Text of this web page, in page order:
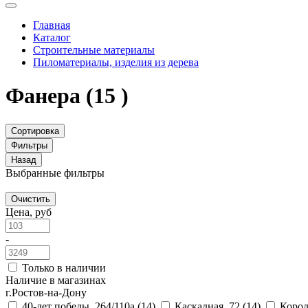
Главная
Каталог
Строительные материалы
Пиломатериалы, изделия из дерева
Фанера (15 )
Сортировка
Фильтры
Назад
Выбранные фильтры
Очистить
Цена, руб
-
Только в наличии
Наличие в магазинах
г.Ростов-на-Дону